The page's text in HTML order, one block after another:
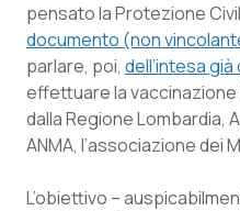
pensato la Protezione
documento (non
parlare, poi, dell’intesa
effettuare la
dalla Regione Lombardia,
ANMA, l’associazione dei
L’obiettivo –